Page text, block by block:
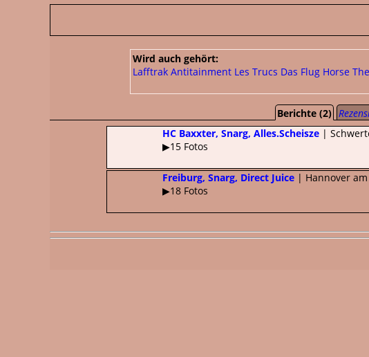
Wird auch gehört:
Lafftrak Antitainment Les Trucs Das Flug Horse
Berichte (2)
HC Baxxter, Snarg, Alles.Scheisze |
▶15 Fotos
Freiburg, Snarg, Direct Juice | Hannover
▶18 Fotos